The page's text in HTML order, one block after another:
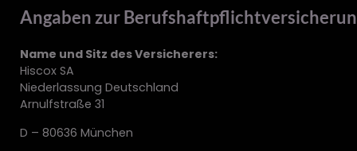
Angaben zur
Name und Sitz des Versicherers:
Hiscox SA
Niederlassung Deutschland
Arnulfstraße 31
D – 80636 München